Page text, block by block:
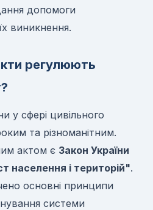
допомоги
виникнення.
регулюють
у сфері цивільного
та різноманітним.
актом є Закон України
населення і територій".
основні принципи
системи